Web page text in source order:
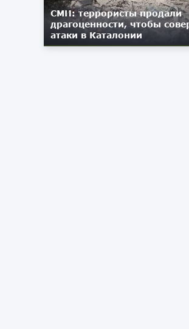
СМИ: террористы продали
драгоценности, чтобы
атаки в Каталонии